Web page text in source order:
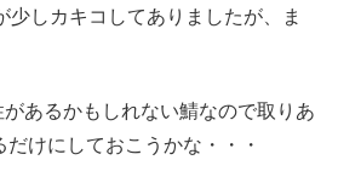
少しカキコしてありましたが、ま
あるかもしれない鯖なので取りあ
けにしておこうかな・・・